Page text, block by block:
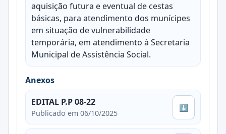
aquisição futura e eventual de cestas
básicas, para atendimento dos munícipes
em situação de vulnerabilidade
temporária, em atendimento à Secretaria
Municipal de Assistência Social.
Anexos
EDITAL P.P 08-22
Publicado em 06/10/2025
⬇